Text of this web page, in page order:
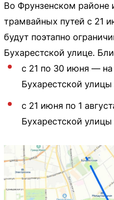
Во Фрунзенском районе
трамвайных путей с 21
будут поэтапно
Бухарестской улице.
с 21 по 30 июня — на
Бухарестской
с 21 июня по 1
Бухарестской